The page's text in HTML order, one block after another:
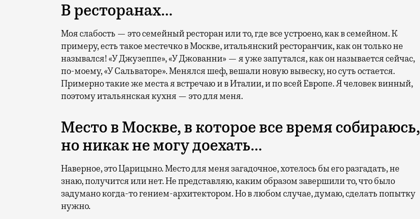
В ресторанах…
Моя слабость — это семейный ресторан или то, где все устроено, как в семейном. К
примеру, есть такое местечко в Москве, итальянский ресторанчик, как он только не
назывался! «У Джузеппе», «У Джованни» — я уже запутался, как он называется сейчас,
по-моему, «У Сальваторе». Менялся шеф, вешали новую вывеску, но суть остается.
Примерно такие же места я встречаю и в Италии, и по всей Европе. Я человек винный,
поэтому итальянская кухня — это для меня.
Место в Москве, в которое все время собираюсь,
но никак не могу доехать…
Наверное, это Царицыно. Место для меня загадочное, хотелось бы его разгадать, не
знаю, получится или нет. Не представляю, каким образом завершили то, что было
задумано когда-то гением-архитектором. Но в любом случае, думаю, сделать попытку
нужно.